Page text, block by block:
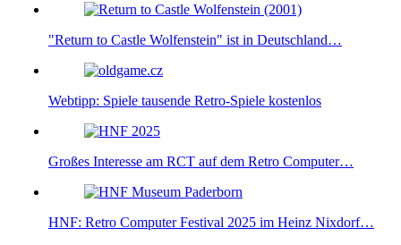
"Return to Castle Wolfenstein" ist in Deutschland…
Webtipp: Spiele tausende Retro-Spiele kostenlos
Großes Interesse am RCT auf dem Retro Computer…
HNF: Retro Computer Festival 2025 im Heinz Nixdorf…